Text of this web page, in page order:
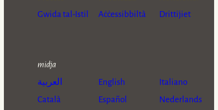
Gwida tal-Istil
Aċċessibbiltà
Drittijiet
midja
العربية
Català
English
Español
Italiano
Nederlands